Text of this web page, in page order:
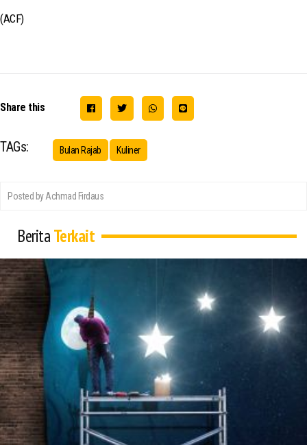
(ACF)
Share this
TAGs: Bulan Rajab Kuliner
Posted by Achmad Firdaus
BeritaTerkait